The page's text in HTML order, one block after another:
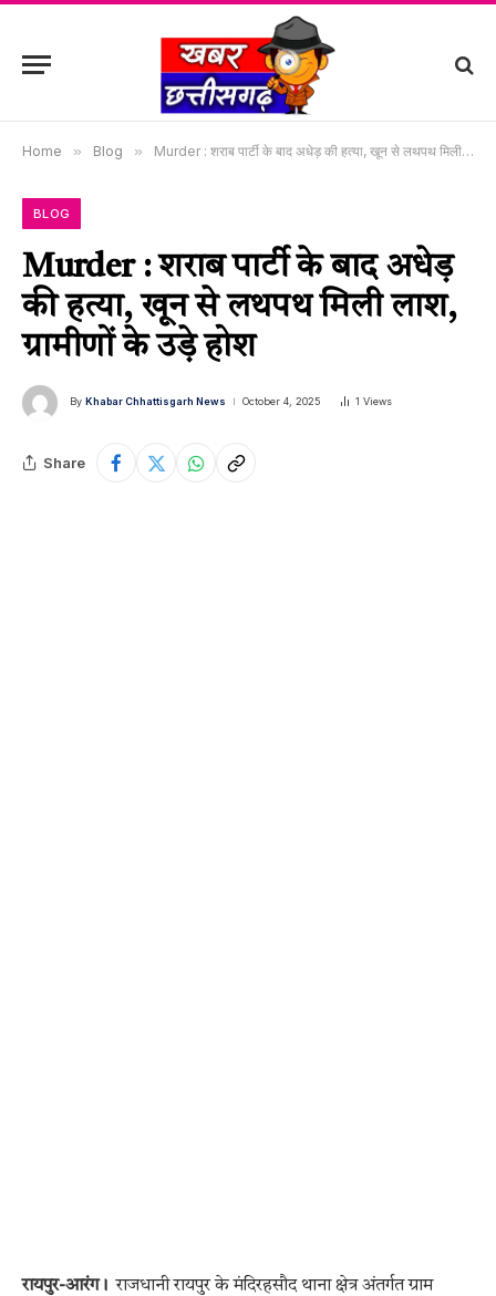
Home » Blog » Murder : शराब पार्टी के बाद अधेड़ की हत्या, खून से लथपथ मिली लाश, ग्रामीणों के उड़े होश
BLOG
Murder : शराब पार्टी के बाद अधेड़
की हत्या, खून से लथपथ मिली लाश,
ग्रामीणों के उड़े होश
By Khabar Chhattisgarh News October 4, 2025 1 Views
Share
रायपुर-आरंग। राजधानी रायपुर के मंदिरहसौद थाना क्षेत्र अंतर्गत ग्राम